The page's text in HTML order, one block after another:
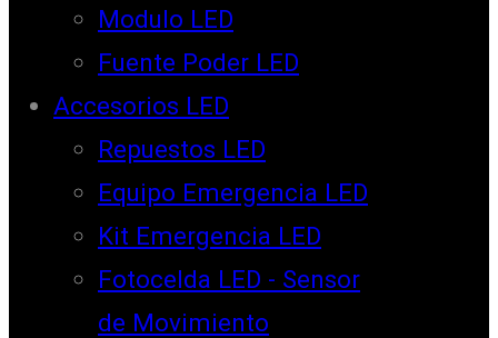
Modulo LED
Fuente Poder LED
Accesorios LED
Repuestos LED
Equipo Emergencia LED
Kit Emergencia LED
Fotocelda LED - Sensor
de Movimiento